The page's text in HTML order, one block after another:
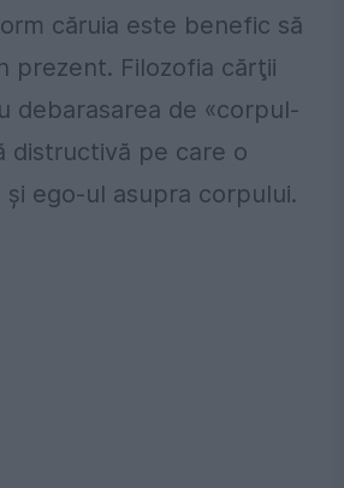
căruia este benefic să
prezent. Filozofia cărţii
debarasarea de «corpul-
distructivă pe care o
ego‑ul asupra corpului.